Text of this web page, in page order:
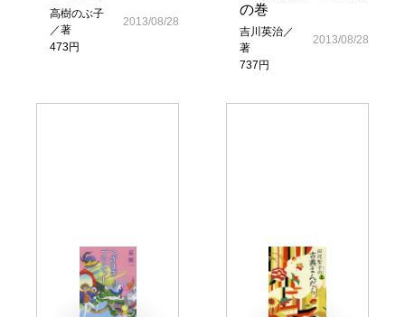
高樹のぶ子
／著
473円
2013/08/28
の巻
吉川英治／
著
737円
2013/08/28